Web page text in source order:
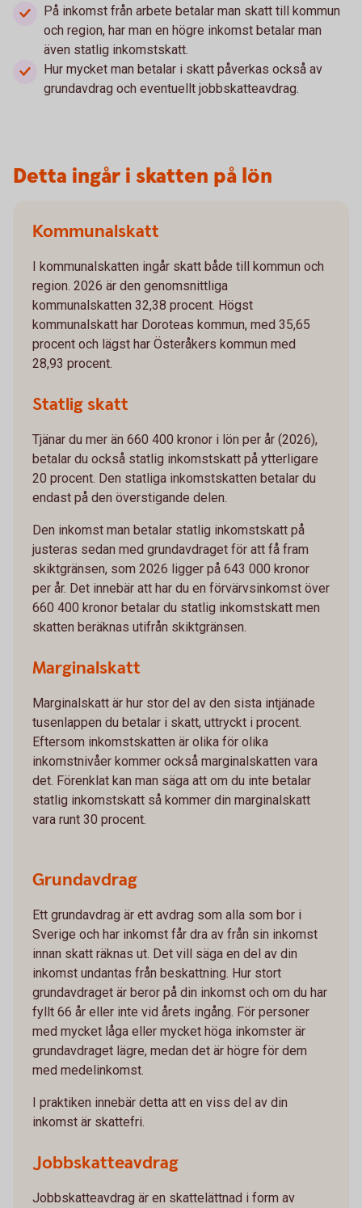
På inkomst från arbete betalar man skatt till kommun
och region, har man en högre inkomst betalar man
även statlig inkomstskatt.
Hur mycket man betalar i skatt påverkas också av
grundavdrag och eventuellt jobbskatteavdrag.
Detta ingår i skatten på lön
Kommunalskatt
I kommunalskatten ingår skatt både till kommun och
region. 2026 är den genomsnittliga
kommunalskatten 32,38 procent. Högst
kommunalskatt har Doroteas kommun, med 35,65
procent och lägst har Österåkers kommun med
28,93 procent.
Statlig skatt
Tjänar du mer än 660 400 kronor i lön per år (2026),
betalar du också statlig inkomstskatt på ytterligare
20 procent. Den statliga inkomstskatten betalar du
endast på den överstigande delen.
Den inkomst man betalar statlig inkomstskatt på
justeras sedan med grundavdraget för att få fram
skiktgränsen, som 2026 ligger på 643 000 kronor
per år. Det innebär att har du en förvärvsinkomst över
660 400 kronor betalar du statlig inkomstskatt men
skatten beräknas utifrån skiktgränsen.
Marginalskatt
Marginalskatt är hur stor del av den sista intjänade
tusenlappen du betalar i skatt, uttryckt i procent.
Eftersom inkomstskatten är olika för olika
inkomstnivåer kommer också marginalskatten vara
det. Förenklat kan man säga att om du inte betalar
statlig inkomstskatt så kommer din marginalskatt
vara runt 30 procent.
Grundavdrag
Ett grundavdrag är ett avdrag som alla som bor i
Sverige och har inkomst får dra av från sin inkomst
innan skatt räknas ut. Det vill säga en del av din
inkomst undantas från beskattning. Hur stort
grundavdraget är beror på din inkomst och om du har
fyllt 66 år eller inte vid årets ingång. För personer
med mycket låga eller mycket höga inkomster är
grundavdraget lägre, medan det är högre för dem
med medelinkomst.
I praktiken innebär detta att en viss del av din
inkomst är skattefri.
Jobbskatteavdrag
Jobbskatteavdrag är en skattelättnad i form av